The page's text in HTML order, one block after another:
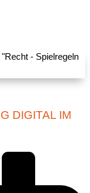
DIGITAL IM